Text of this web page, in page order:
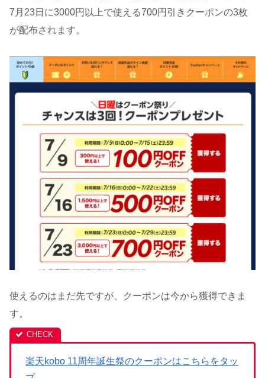
7月23日に3000円以上で使える700円引きクーポンの3枚
が配布されます。
使えるのはまだ先ですが、クーポンは今から獲得できま
す。
楽天kobo 11周年誕生祭のクーポンはこちらをタッ